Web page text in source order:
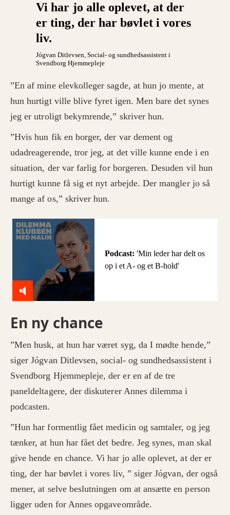
Vi har jo alle oplevet, at der
er ting, der har bøvlet i vores
liv.
Jógvan Ditlevsen, Social- og sundhedsassistent i
Svendborg Hjemmepleje
”En af mine elevkolleger sagde, at hun jo mente, at
hun hurtigt ville blive fyret igen. Men bare det synes
jeg er utroligt bekymrende,” skriver hun.
”Hvis hun fik en borger, der var dement og
udadreagerende, tror jeg, at det ville kunne ende i en
situation, der var farlig for borgeren. Desuden vil hun
hurtigt kunne få sig et nyt arbejde. Der mangler jo så
mange af os,” skriver hun.
Podcast: 'Min leder har delt os
op i et A- og et B-hold'
En ny chance
”Men husk, at hun har været syg, da I mødte hende,”
siger Jógvan Ditlevsen, social- og sundhedsassistent i
Svendborg Hjemmepleje, der er en af de tre
paneldeltagere, der diskuterer Annes dilemma i
podcasten.
”Hun har formentlig fået medicin og samtaler, og jeg
tænker, at hun har fået det bedre. Jeg synes, man skal
give hende en chance. Vi har jo alle oplevet, at der er
ting, der har bøvlet i vores liv, ” siger Jógvan, der også
mener, at selve beslutningen om at ansætte en person
ligger uden for Annes opgaveområde.